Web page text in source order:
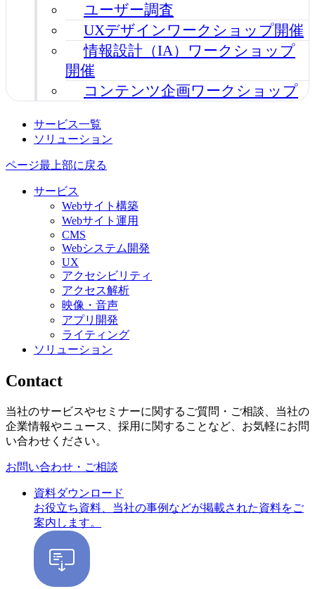
ユーザー調査
UXデザインワークショップ開催
情報設計（IA）ワークショップ
開催
コンテンツ企画ワークショップ
サービス一覧
ソリューション
ページ最上部に戻る
サービス
Webサイト構築
Webサイト運用
CMS
Webシステム開発
UX
アクセシビリティ
アクセス解析
映像・音声
アプリ開発
ライティング
ソリューション
Contact
当社のサービスやセミナーに関するご質問・ご相談、当社の
企業情報やニュース、採用に関することなど、お気軽にお問
い合わせください。
お問い合わせ・ご相談
資料ダウンロード
お役立ち資料、当社の事例などが掲載された資料をご
案内します。